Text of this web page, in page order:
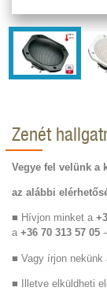
Zenét
Vegye fel velünk a
az alábbi
■ Hívjon minket a
a +36 70 313 57 05
■ Vagy írjon nekünk
■ Illetve elküldheti